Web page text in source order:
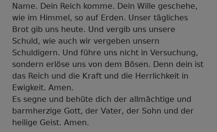
Name. Dein Reich komme. Dein Wille geschehe,
wie im Himmel, so auf Erden. Unser tägliches
Brot gib uns heute. Und vergib uns unsere
Schuld, wie auch wir vergeben unsern
Schuldigern. Und führe uns nicht in Versuchung,
sondern erlöse uns von dem Bösen. Denn dein ist
das Reich und die Kraft und die Herrlichkeit in
Ewigkeit. Amen.
Es segne und behüte dich der allmächtige und
barmherzige Gott, der Vater, der Sohn und der
heilige Geist. Amen.